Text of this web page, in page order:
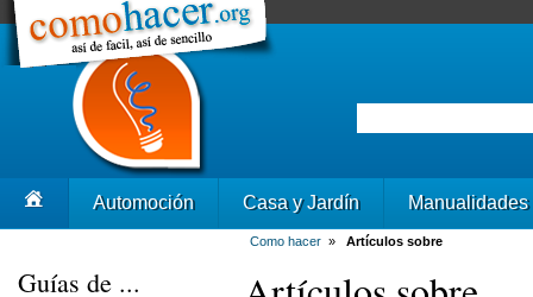
Automoción Casa y Jardín Manualidades
Como hacer » Artículos sobre
Guías de ...